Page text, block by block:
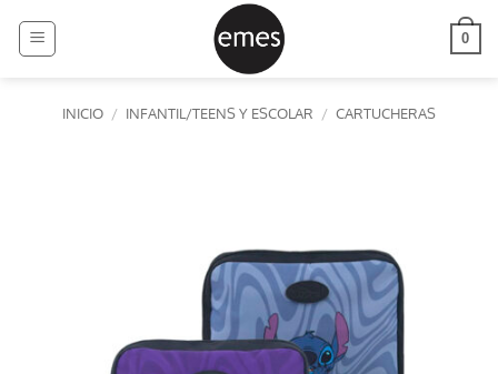
0
INICIO / INFANTIL/TEENS Y ESCOLAR / CARTUCHERAS